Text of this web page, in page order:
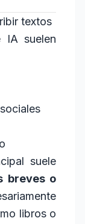
textos
IA suelen
suele
breves o
libros o